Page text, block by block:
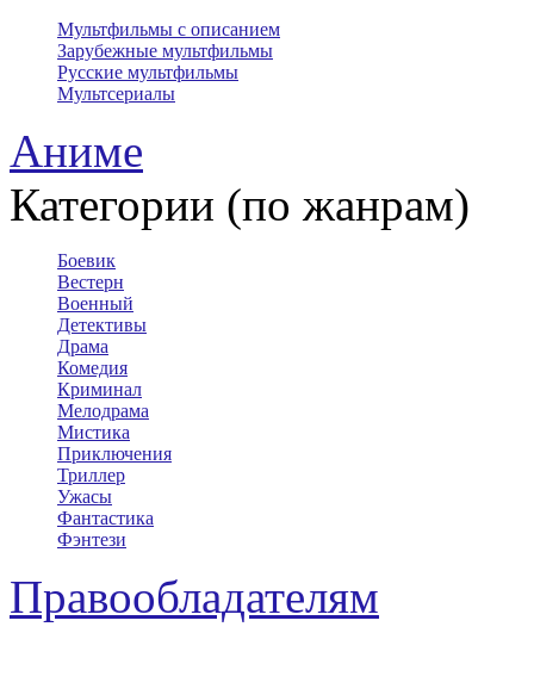
Мультфильмы с описанием
Зарубежные мультфильмы
Русские мультфильмы
Мультсериалы
Аниме
Категории (по жанрам)
Боевик
Вестерн
Военный
Детективы
Драма
Комедия
Криминал
Мелодрама
Мистика
Приключения
Триллер
Ужасы
Фантастика
Фэнтези
Правообладателям